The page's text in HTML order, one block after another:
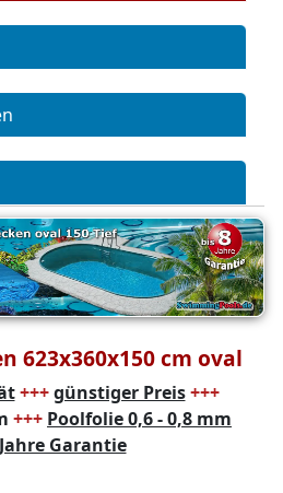
623x360x150 cm oval
+++ günstiger Preis+++
+++ Poolfolie 0,6 - 0,8 mm
Garantie